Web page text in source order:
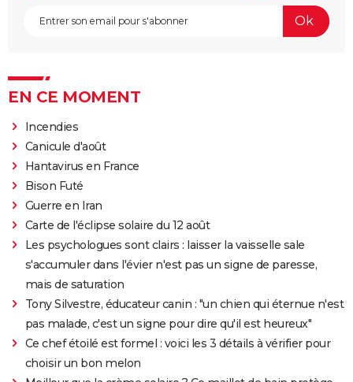
EN CE MOMENT
Incendies
Canicule d'août
Hantavirus en France
Bison Futé
Guerre en Iran
Carte de l'éclipse solaire du 12 août
Les psychologues sont clairs : laisser la vaisselle sale
s'accumuler dans l'évier n'est pas un signe de paresse,
mais de saturation
Tony Silvestre, éducateur canin : "un chien qui éternue n'est
pas malade, c'est un signe pour dire qu'il est heureux"
Ce chef étoilé est formel : voici les 3 détails à vérifier pour
choisir un bon melon